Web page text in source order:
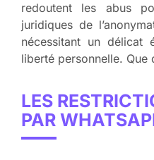
redoutent les abus
juridiques de
nécessitant un délicat
liberté personnelle. Que
LES
PAR